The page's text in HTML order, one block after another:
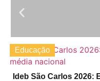
Educação
Ideb São Carlos 2026: